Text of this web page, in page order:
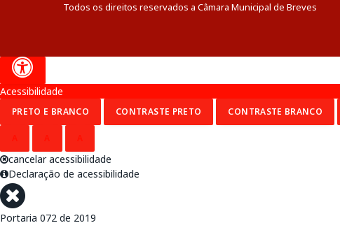
Todos os direitos reservados a Câmara Municipal de Breves
Acessibilidade
PRETO E BRANCO CONTRASTE PRETO CONTRASTE BRANCO
cancelar acessibilidade
Declaração de acessibilidade
Portaria 072 de 2019